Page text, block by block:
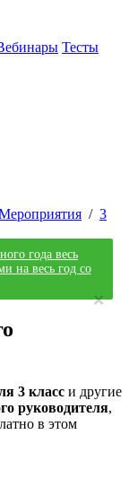
Тесты
/ 3
года весь
на весь год со
×
3 класс и другие
руководителя,
в этом